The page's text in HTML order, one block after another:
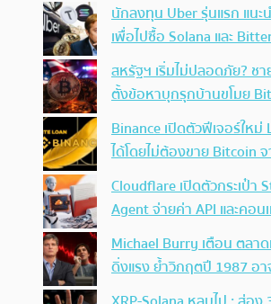
นักลงทุน Uber รุ่นแรก แนะ
เพื่อไปซื้อ Solana และ
สหรัฐฯ เริ่มไม่ปลอดภัย? ช
ตั้งข้อหาบุกรุกบ้านขโมย
Binance เปิดตัวฟีเจอร์ใหม่
ได้โดยไม่ต้องขาย Bitcoin
Cloudflare เปิดตัวกระเป๋า
Agent จ่ายค่า API และคอน
Michael Burry เตือน ตลา
ดิ่งแรง ย้ำวิกฤตปี 1987 อ